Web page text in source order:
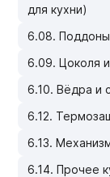
для кухни)
6.08.
6.09. Цоколя
6.10. Вёдра и
6.12.
6.13.
6.14. Прочее